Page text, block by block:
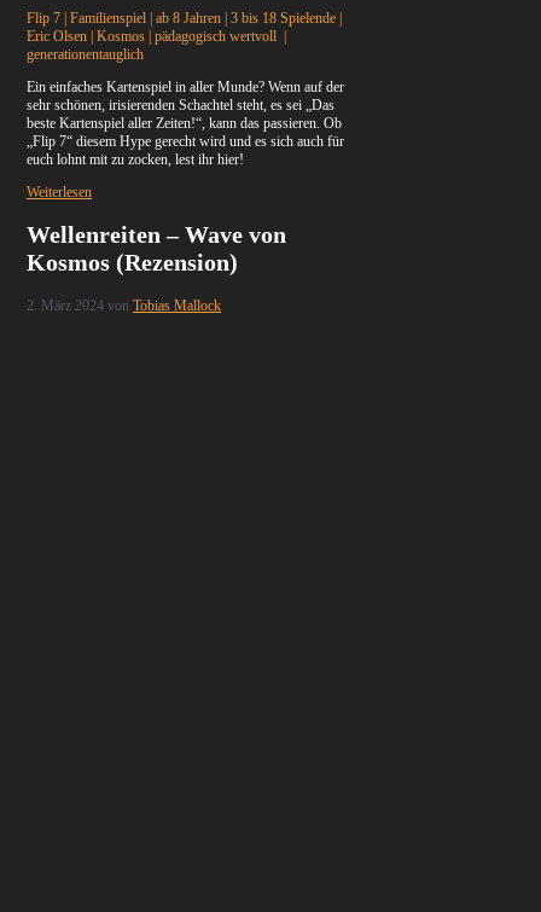
Flip 7 | Familienspiel | ab 8 Jahren | 3 bis 18 Spielende |
Eric Olsen | Kosmos | pädagogisch wertvoll |
generationentauglich
Ein einfaches Kartenspiel in aller Munde? Wenn auf der
sehr schönen, irisierenden Schachtel steht, es sei „Das
beste Kartenspiel aller Zeiten!“, kann das passieren. Ob
„Flip 7“ diesem Hype gerecht wird und es sich auch für
euch lohnt mit zu zocken, lest ihr hier!
Weiterlesen
Wellenreiten – Wave von
Kosmos (Rezension)
2. März 2024 vonTobias Mallock